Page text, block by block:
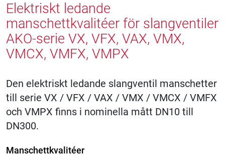
Elektriskt ledande
manschettkvalitéer för slangventiler
AKO-serie VX, VFX, VAX, VMX,
VMCX, VMFX, VMPX
Den elektriskt ledande slangventil manschetter
till serie VX / VFX / VAX / VMX / VMCX / VMFX
och VMPX finns i nominella mått DN10 till
DN300.
Manschettkvalitéer